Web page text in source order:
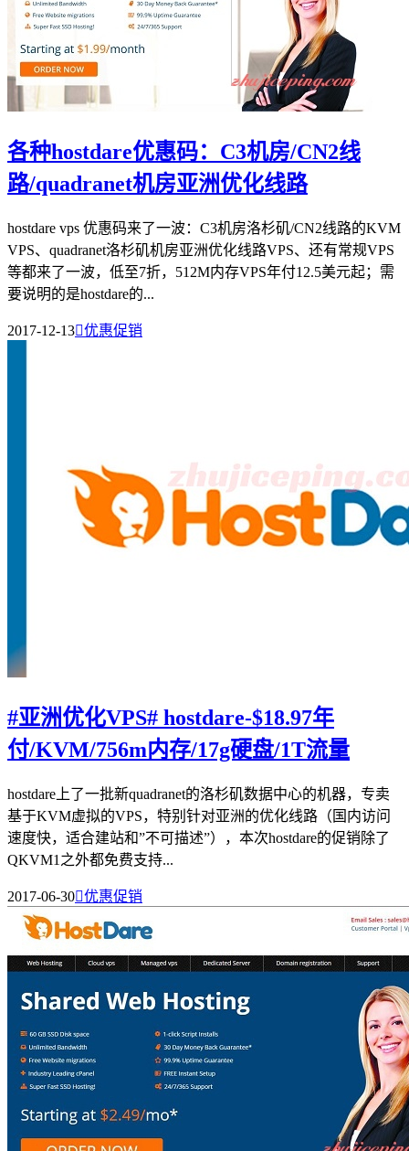
各种hostdare优惠码：C3机房/CN2线
路/quadranet机房亚洲优化线路
hostdare vps 优惠码来了一波：C3机房洛杉矶/CN2线路的KVM
VPS、quadranet洛杉矶机房亚洲优化线路VPS、还有常规VPS
等都来了一波，低至7折，512M内存VPS年付12.5美元起；需
要说明的是hostdare的...
2017-12-13优惠促销
#亚洲优化VPS# hostdare-$18.97年
付/KVM/756m内存/17g硬盘/1T流量
hostdare上了一批新quadranet的洛杉矶数据中心的机器，专卖
基于KVM虚拟的VPS，特别针对亚洲的优化线路（国内访问
速度快，适合建站和”不可描述”），本次hostdare的促销除了
QKVM1之外都免费支持...
2017-06-30优惠促销